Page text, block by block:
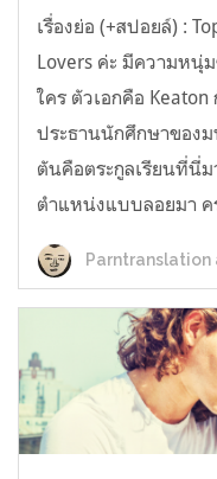
เรื่องย่อ (+สปอยล์) :
Lovers ค่ะ มีความหนุ่
ใคร ตัวเอกคือ
ประธานนักศึกษาของ
ตันคือตระกูลเรียนที่นี่ม
ตำแหน่งแบบลอยมา ค
Parntranslation